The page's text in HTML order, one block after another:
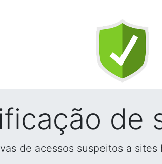
de
de acessos suspeitos a sites